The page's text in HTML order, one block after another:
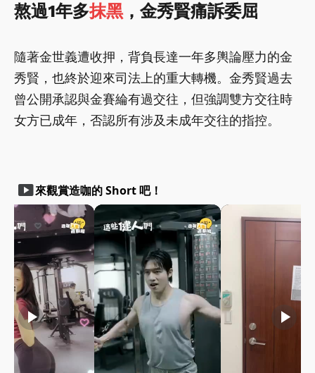
熬過1年多抹黑，金秀賢痛訴委屈
隨著金世義遭收押，背負長達一年多輿論壓力的金
秀賢，也終於迎來司法上的重大轉機。金秀賢過去
曾公開承認與金賽綸有過交往，但強調雙方交往時
女方已成年，否認所有涉及未成年交往的指控。
smart_display來觀賞造咖的 Short 吧！
play_arrow play_arrow play_arrow